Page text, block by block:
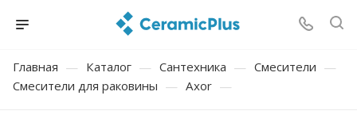
Главная — Каталог — Сантехника — Смесители —
Смесители для раковины — Axor —